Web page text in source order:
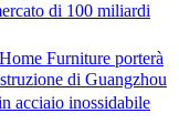
di 100 miliardi
Furniture porterà
di Guangzhou
acciaio inossidabile